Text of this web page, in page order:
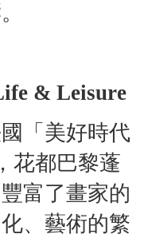
& Leisure
「美好時代
花都巴黎蓬
富了畫家的
、藝術的繁